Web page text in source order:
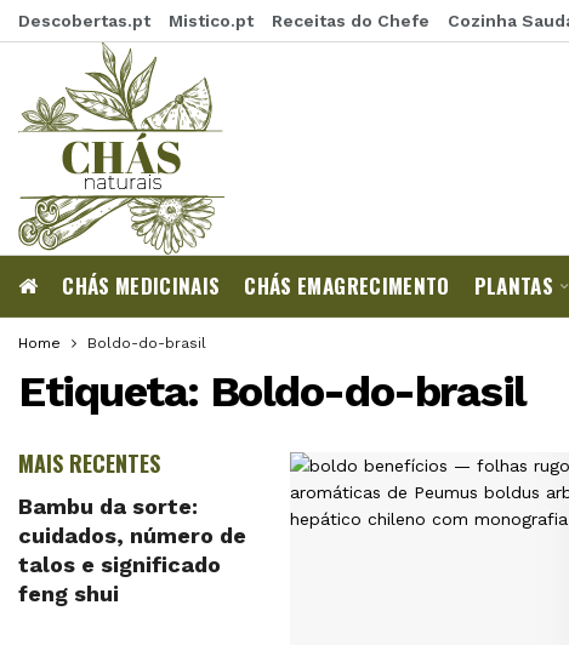
Descobertas.pt Mistico.pt Receitas do Chefe Cozinha
CHÁS MEDICINAIS CHÁS EMAGRECIMENTO PLANTAS
Home Boldo-do-brasil
Etiqueta: Boldo-do-brasil
MAIS RECENTES
Bambu da sorte:
cuidados, número de
talos e significado
feng shui